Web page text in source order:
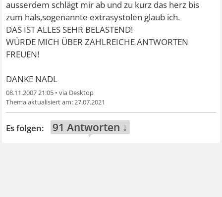
ausserdem schlägt mir ab und zu kurz das herz bis
zum hals,sogenannte extrasystolen glaub ich.
DAS IST ALLES SEHR BELASTEND!
WÜRDE MICH ÜBER ZAHLREICHE ANTWORTEN
FREUEN!
DANKE NADL
08.11.2007 21:05 •
27.07.2021
91 Antworten ↓